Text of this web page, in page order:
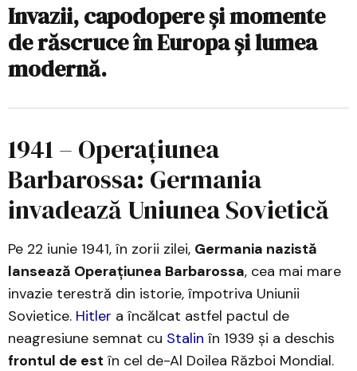
Invazii, capodopere și momente
de răscruce în Europa și lumea
modernă.
1941 – Operațiunea
Barbarossa: Germania
invadează Uniunea Sovietică
Pe 22 iunie 1941, în zorii zilei, Germania nazistă
lansează Operațiunea Barbarossa, cea mai mare
invazie terestră din istorie, împotriva Uniunii
Sovietice. Hitler a încălcat astfel pactul de
neagresiune semnat cu Stalin în 1939 și a deschis
frontul de est în cel de-Al Doilea Război Mondial.